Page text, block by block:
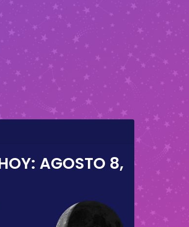
AGOSTO 8,